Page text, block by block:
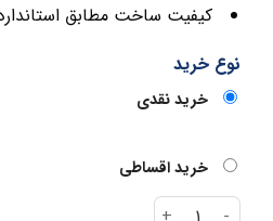
کیفیت ساخت مطابق
نوع خرید
خرید نقدی
خرید اقساطی
کیت کلاچ پیکان روا PLASTEX عدد